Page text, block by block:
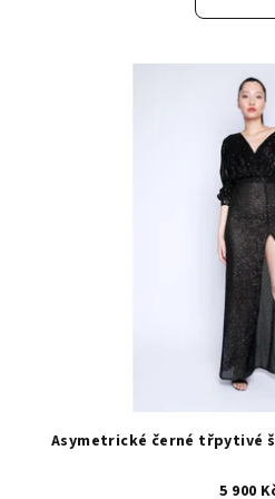
Asymetrické černé třpytivé
5 900